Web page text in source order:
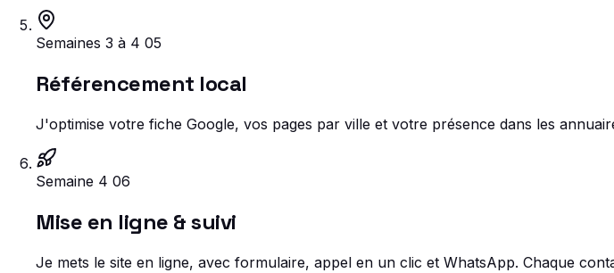
Semaines 3 à 4 05
Référencement local
J'optimise votre fiche Google, vos pages par ville et votre présence dans les
Semaine 4 06
Mise en ligne & suivi
Je mets le site en ligne, avec formulaire, appel en un clic et WhatsApp. Chaque